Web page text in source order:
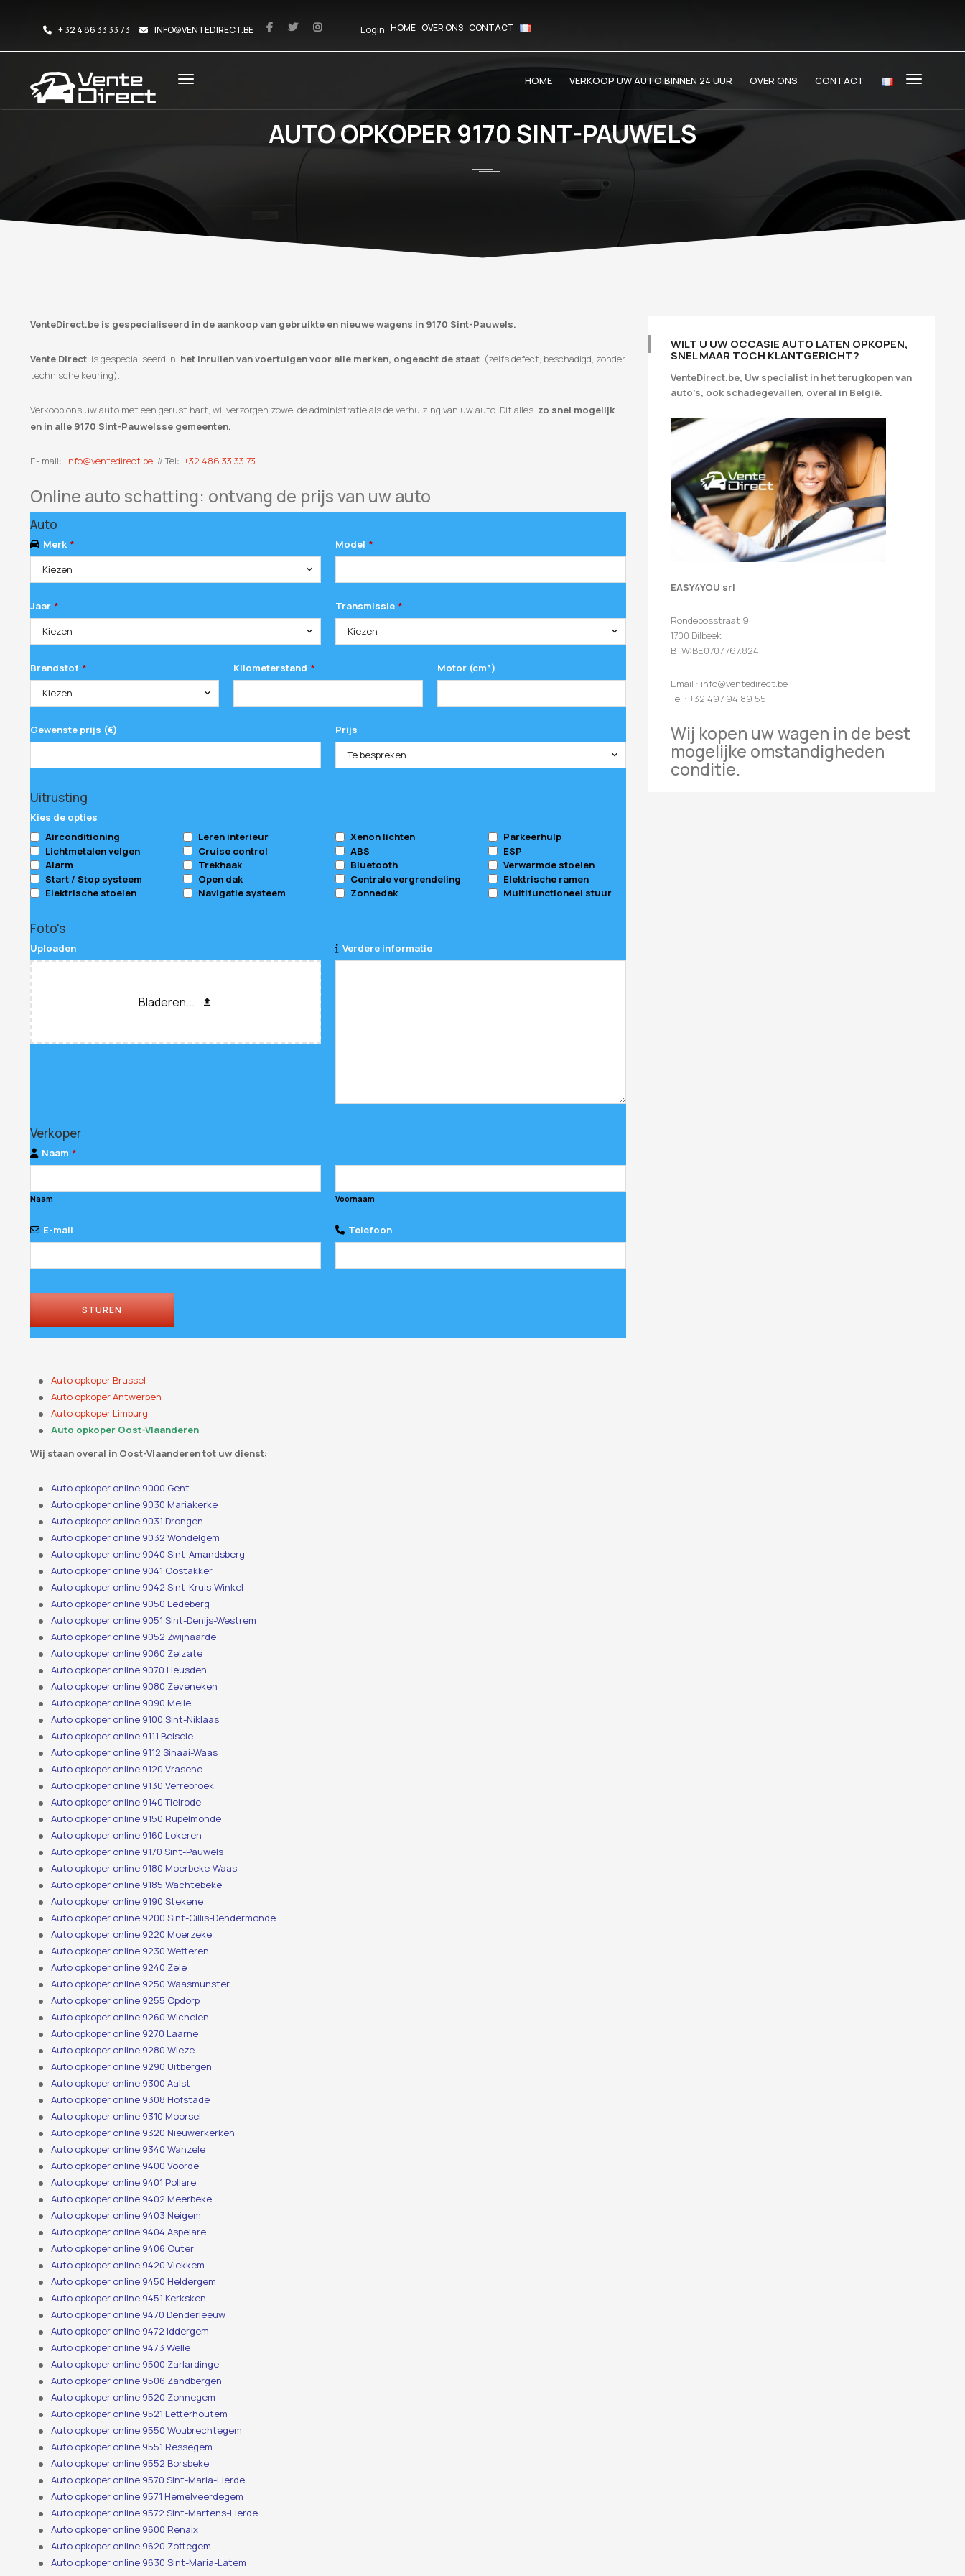
+ 32 4 86 33 33 73 INFO@VENTEDIRECT.BE Login HOME OVER ONS CONTACT
HOME VERKOOP UW AUTO BINNEN 24 UUR OVER ONS CONTACT
AUTO OPKOPER 9170 SINT-PAUWELS
VenteDirect.be is gespecialiseerd in de aankoop van gebruikte en nieuwe wagens in 9170 Sint-Pauwels.
Vente Direct is gespecialiseerd in het inruilen van voertuigen voor alle merken, ongeacht de staat (zelfs defect, beschadigd, zonder
technische keuring).
Verkoop ons uw auto met een gerust hart, wij verzorgen zowel de administratie als de verhuizing van uw auto. Dit alles zo snel mogelijk
en in alle 9170 Sint-Pauwelsse gemeenten.
E- mail: info@ventedirect.be // Tel: +32 486 33 33 73
Online auto schatting: ontvang de prijs van uw auto
Auto
Merk *
Kiezen
Model *
Jaar *
Kiezen
Transmissie *
Kiezen
Brandstof *
Kiezen
Kilometerstand * Motor (cm³)
Gewenste prijs (€)
Prijs
Te bespreken
Uitrusting
Kies de opties
Airconditioning
Leren interieur Xenon lichten
Parkeerhulp
Lichtmetalen velgen
Cruise control ABS
ESP
Alarm
Trekhaak Bluetooth
Verwarmde stoelen
Start / Stop systeem
Open dak Centrale vergrendeling
Elektrische ramen
Elektrische stoelen
Navigatie systeem Zonnedak Multifunctioneel stuur
Contact
Email *
Foto's
Uploaden
Bladeren...
Verdere informatie
Verkoper
Naam *
Naam Voornaam
E-mail Telefoon
STUREN
Auto opkoper Brussel
Auto opkoper Antwerpen
Auto opkoper Limburg
Auto opkoper Oost-Vlaanderen
Wij staan ​​overal in Oost-Vlaanderen tot uw dienst:
Auto opkoper online 9000 Gent
Auto opkoper online 9030 Mariakerke
Auto opkoper online 9031 Drongen
Auto opkoper online 9032 Wondelgem
Auto opkoper online 9040 Sint-Amandsberg
Auto opkoper online 9041 Oostakker
Auto opkoper online 9042 Sint-Kruis-Winkel
Auto opkoper online 9050 Ledeberg
Auto opkoper online 9051 Sint-Denijs-Westrem
Auto opkoper online 9052 Zwijnaarde
Auto opkoper online 9060 Zelzate
Auto opkoper online 9070 Heusden
Auto opkoper online 9080 Zeveneken
Auto opkoper online 9090 Melle
Auto opkoper online 9100 Sint-Niklaas
Auto opkoper online 9111 Belsele
Auto opkoper online 9112 Sinaai-Waas
Auto opkoper online 9120 Vrasene
Auto opkoper online 9130 Verrebroek
Auto opkoper online 9140 Tielrode
Auto opkoper online 9150 Rupelmonde
Auto opkoper online 9160 Lokeren
Auto opkoper online 9170 Sint-Pauwels
Auto opkoper online 9180 Moerbeke-Waas
Auto opkoper online 9185 Wachtebeke
Auto opkoper online 9190 Stekene
Auto opkoper online 9200 Sint-Gillis-Dendermonde
Auto opkoper online 9220 Moerzeke
Auto opkoper online 9230 Wetteren
Auto opkoper online 9240 Zele
Auto opkoper online 9250 Waasmunster
Auto opkoper online 9255 Opdorp
Auto opkoper online 9260 Wichelen
Auto opkoper online 9270 Laarne
Auto opkoper online 9280 Wieze
Auto opkoper online 9290 Uitbergen
Auto opkoper online 9300 Aalst
Auto opkoper online 9308 Hofstade
Auto opkoper online 9310 Moorsel
Auto opkoper online 9320 Nieuwerkerken
Auto opkoper online 9340 Wanzele
Auto opkoper online 9400 Voorde
Auto opkoper online 9401 Pollare
Auto opkoper online 9402 Meerbeke
Auto opkoper online 9403 Neigem
Auto opkoper online 9404 Aspelare
Auto opkoper online 9406 Outer
Auto opkoper online 9420 Vlekkem
Auto opkoper online 9450 Heldergem
Auto opkoper online 9451 Kerksken
Auto opkoper online 9470 Denderleeuw
Auto opkoper online 9472 Iddergem
Auto opkoper online 9473 Welle
Auto opkoper online 9500 Zarlardinge
Auto opkoper online 9506 Zandbergen
Auto opkoper online 9520 Zonnegem
Auto opkoper online 9521 Letterhoutem
Auto opkoper online 9550 Woubrechtegem
Auto opkoper online 9551 Ressegem
Auto opkoper online 9552 Borsbeke
Auto opkoper online 9570 Sint-Maria-Lierde
Auto opkoper online 9571 Hemelveerdegem
Auto opkoper online 9572 Sint-Martens-Lierde
Auto opkoper online 9600 Renaix
Auto opkoper online 9620 Zottegem
Auto opkoper online 9630 Sint-Maria-Latem
WILT U UW OCCASIE AUTO LATEN OPKOPEN,
SNEL MAAR TOCH KLANTGERICHT?
VenteDirect.be, Uw specialist in het terugkopen van
auto’s, ook schadegevallen, overal in België.
EASY4YOU srl
Rondebosstraat 9
1700 Dilbeek
BTW:BE0707.767.824
Email : info@ventedirect.be
Tel : +32 497 94 89 55
Wij kopen uw wagen in de best
mogelijke omstandigheden
conditie.